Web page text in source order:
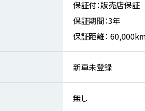
保証付：販売店保証
保証期間：3年
保証距離：
新車未登録
無し